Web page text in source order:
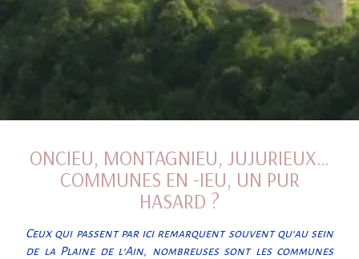
ONCIEU, MONTAGNIEU, JUJURIEUX…
COMMUNES EN -IEU, UN PUR
HASARD ?
Ceux qui passent par ici remarquent souvent qu’au sein
de la Plaine de l’Ain, nombreuses sont les communes